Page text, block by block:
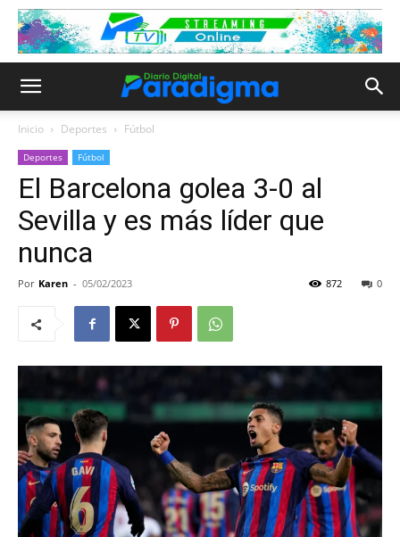
Inicio Deportes Fútbol
Deportes Fútbol
El Barcelona golea 3-0 al
Sevilla y es más líder que
nunca
Por Karen - 05/02/2023 0
872